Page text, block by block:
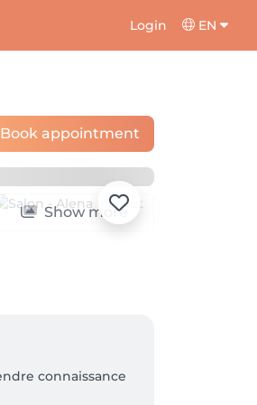
Login EN
Book appointment
Show more
connaissance